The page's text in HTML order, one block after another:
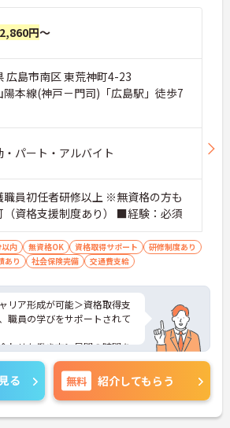
円～
広島市南区 東荒神町4-23
陽本線(神戸－門司)「広島駅」徒歩7
・パート・アルバイト
員初任者研修以上 ※無資格の方も
（資格支援制度あり） ■経験：必須
内 無資格OK 資格取得サポート
研修制度あり
あり
社会保険完備 交通費支給
リア形成が可能＞資格取得支
職員の学びをサポートされて
わせた働き方＞昼間の時間を
てたい方にもおすすめです。
施＞利用者さまに深く寄り添
目指し、職員の専門性を高め
注力されています。
面接対策ポイント等、さらに
る 無料 紹介してもらう